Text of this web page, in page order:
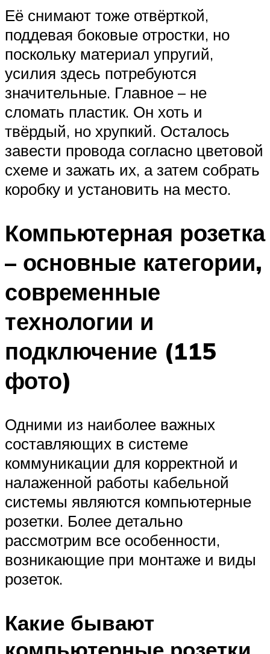
Её снимают тоже отвёрткой,
поддевая боковые отростки, но
поскольку материал упругий,
усилия здесь потребуются
значительные. Главное – не
сломать пластик. Он хоть и
твёрдый, но хрупкий. Осталось
завести провода согласно цветовой
схеме и зажать их, а затем собрать
коробку и установить на место.
Компьютерная розетка
– основные категории,
современные
технологии и
подключение (115
фото)
Одними из наиболее важных
составляющих в системе
коммуникации для корректной и
налаженной работы кабельной
системы являются компьютерные
розетки. Более детально
рассмотрим все особенности,
возникающие при монтаже и виды
розеток.
Какие бывают